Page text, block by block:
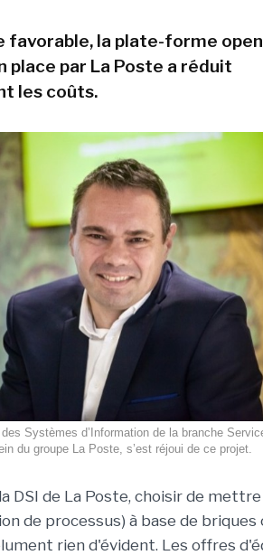
favorable, la plate-forme
place par La Poste a réduit
les coûts.
Systèmes d’Information de la branche
du groupe La Poste, s’est réjoui de ce projet.
DSI de La Poste, choisir de
de processus) à base de briques
rien d'évident. Les offres